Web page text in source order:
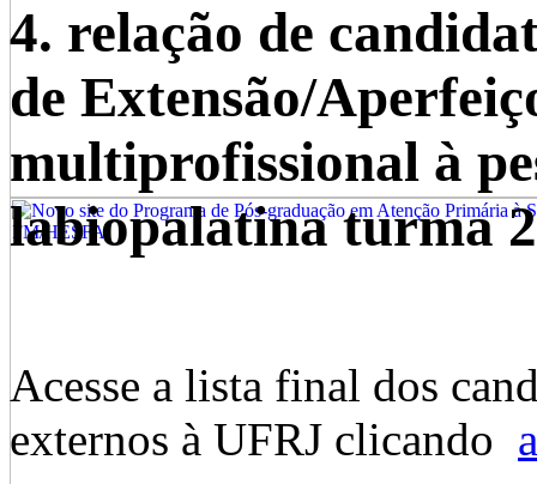
4. relação de
de Extensão/
multiprofissional à
labiopalatina turma
Acesse a lista final dos
externos à UFRJ clicando